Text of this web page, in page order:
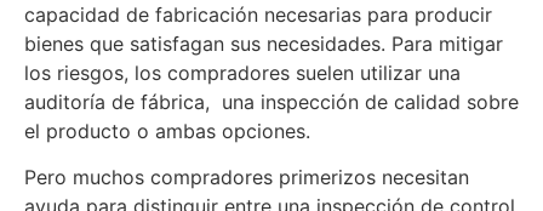
capacidad de fabricación necesarias para producir
bienes que satisfagan sus necesidades. Para mitigar
los riesgos, los compradores suelen utilizar una
auditoría de fábrica, una inspección de calidad sobre
el producto o ambas opciones.
Pero muchos compradores primerizos necesitan